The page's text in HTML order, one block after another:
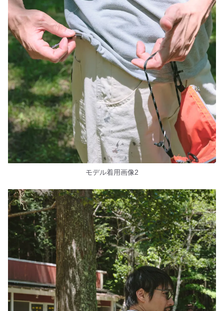
モデル着用画像2